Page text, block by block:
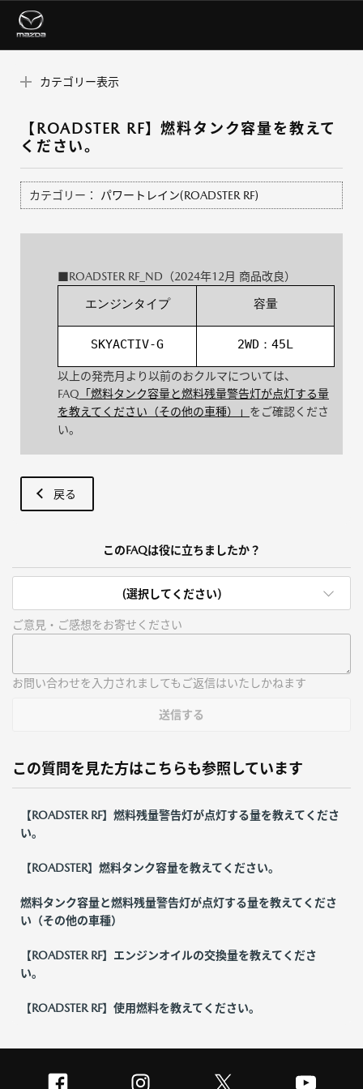
カテゴリー表示
【ROADSTER RF】燃料タンク容量を教えて
ください。
カテゴリー： パワートレイン(ROADSTER RF)
■ROADSTER RF_ND（2024年12月 商品改良）
エンジンタイプ 容量
SKYACTIV-G 2WD：45L
以上の発売月より以前のおクルマについては、
FAQ 「燃料タンク容量と燃料残量警告灯が点灯する量
を教えてください（その他の車種）」 をご確認くださ
い。
戻る
このFAQは役に立ちましたか？
(選択してください)
ご意見・ご感想をお寄せください
お問い合わせを入力されましてもご返信はいたしかねます
送信する
この質問を見た方はこちらも参照しています
【ROADSTER RF】燃料残量警告灯が点灯する量を教えてくださ
い。
【ROADSTER】燃料タンク容量を教えてください。
燃料タンク容量と燃料残量警告灯が点灯する量を教えてくださ
い（その他の車種）
【ROADSTER RF】エンジンオイルの交換量を教えてくださ
い。
【ROADSTER RF】使用燃料を教えてください。